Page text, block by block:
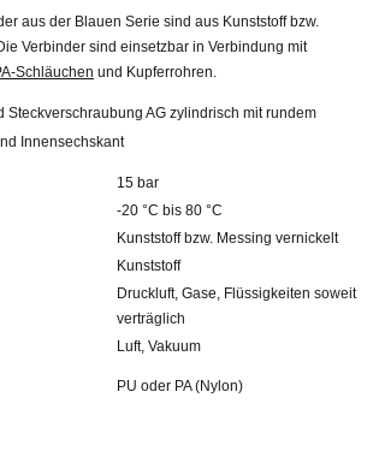
aus der Blauen Serie sind aus Kunststoff bzw.
Verbinder sind einsetzbar in Verbindung mit
Schläuchen und Kupferrohren.
Steckverschraubung AG zylindrisch mit rundem
Innensechskant
15 bar
-20 °C bis 80 °C
Kunststoff bzw. Messing vernickelt
Kunststoff
Druckluft, Gase, Flüssigkeiten soweit
verträglich
Luft, Vakuum
PU oder PA (Nylon)